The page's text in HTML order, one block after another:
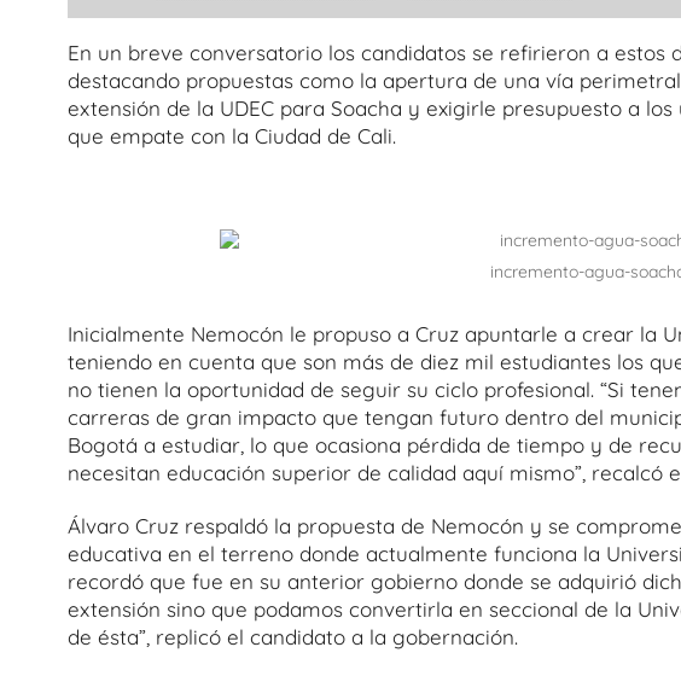
En un breve conversatorio los candidatos se refirieron a estos
destacando propuestas como la apertura de una vía
extensión de la UDEC para Soacha y exigirle presupuesto a
que empate con la Ciudad de Cali.
incremento-agua-
Inicialmente Nemocón le propuso a Cruz apuntarle a crear la
teniendo en cuenta que son más de diez mil estudiantes los
no tienen la oportunidad de seguir su ciclo profesional. “Si
carreras de gran impacto que tengan futuro dentro del
Bogotá a estudiar, lo que ocasiona pérdida de tiempo y de
necesitan educación superior de calidad aquí mismo”, recalcó
Álvaro Cruz respaldó la propuesta de Nemocón y se
educativa en el terreno donde actualmente funciona la
recordó que fue en su anterior gobierno donde se adquirió
extensión sino que podamos convertirla en seccional de la
de ésta”, replicó el candidato a la gobernación.